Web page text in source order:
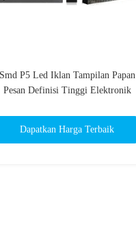
P5 Led Iklan Tampilan Papan
Pesan Definisi Tinggi Elektronik
Dapatkan Harga Terbaik